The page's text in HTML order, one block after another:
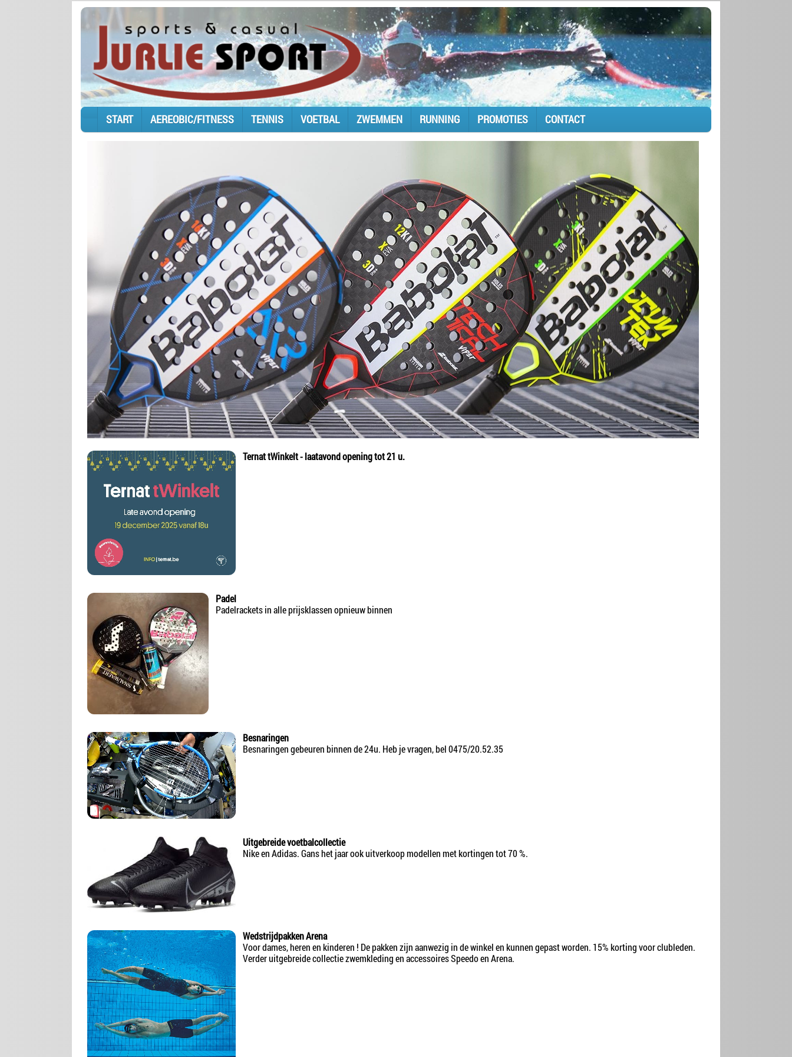
START AEREOBIC/FITNESS TENNIS VOETBAL ZWEMMEN RUNNING PROMOTIES CONTACT
Ternat tWinkelt - laatavond opening tot 21 u.
Padel
Padelrackets in alle prijsklassen opnieuw binnen
Besnaringen
Besnaringen gebeuren binnen de 24u. Heb je vragen, bel 0475/20.52.35
Uitgebreide voetbalcollectie
Nike en Adidas. Gans het jaar ook uitverkoop modellen met kortingen tot 70 %.
Wedstrijdpakken Arena
Voor dames, heren en kinderen ! De pakken zijn aanwezig in de winkel en kunnen gepast worden. 15% korting voor clubleden.
Verder uitgebreide collectie zwemkleding en accessoires Speedo en Arena.